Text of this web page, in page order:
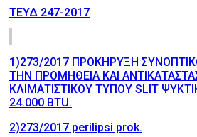
ΤΕΥΔ 247-2017
1)273/2017 ΠΡΟΚΗΡΥΞΗ
ΤΗΝ ΠΡΟΜΗΘΕΙΑ ΚΑΙ
ΚΛΙΜΑΤΙΣΤΙΚΟΥ ΤΥΠΟΥ SLIT
24.000 BTU.
2)273/2017 perilipsi prok.